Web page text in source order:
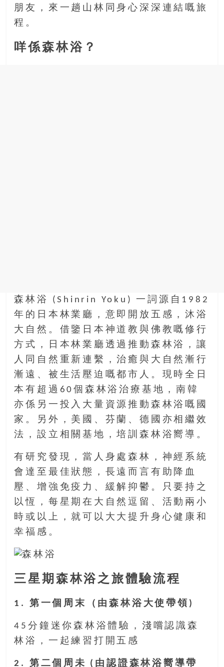
場
結
歷
險
位
金
齡
銀
髮
大
人
們
結
伴
歷
險，
尋
樂
齡
寶
藏。
一
同
抱
著
觀
極
態
度，
朋友，來一趟山林同身心深深連結嘅旅
程。
咩係森林浴？
森林浴 (Shinrin Yoku) 一詞源自1982
年的日本林業廳，意即開放五感，沐浴
大自然。借鑒日本神道教與佛教嘅修行
方式，日本林業廳透過推動森林浴，讓
人同自然重新連繫，治癒與大自然漸行
漸遠、被生活壓迫嘅都市人。現時全日
本有超過60個森林浴治療基地，南韓
亦係另一投入大量資源推動森林浴嘅國
家。另外，美國、芬蘭、德國亦相繼效
法，設立相關基地，培訓森林浴嚮導。
有研究發現，當人身處森林，神經系統
會達至最佳狀態，長遠而言有助降血
壓、增強免疫力、緩解抑鬱。只要持之
以恆，每星期在大自然逗留、活動兩小
時或以上，就可以大大提升身心健康和
幸福感。
三星期森林浴之旅體驗流程
1. 第一個周末（由森林浴大使帶領)
45分鐘迷你森林浴體驗，淺嚐認識森
林浴，一起練習打開五感
2. 第二個周未 (由認證森林浴嚮導帶